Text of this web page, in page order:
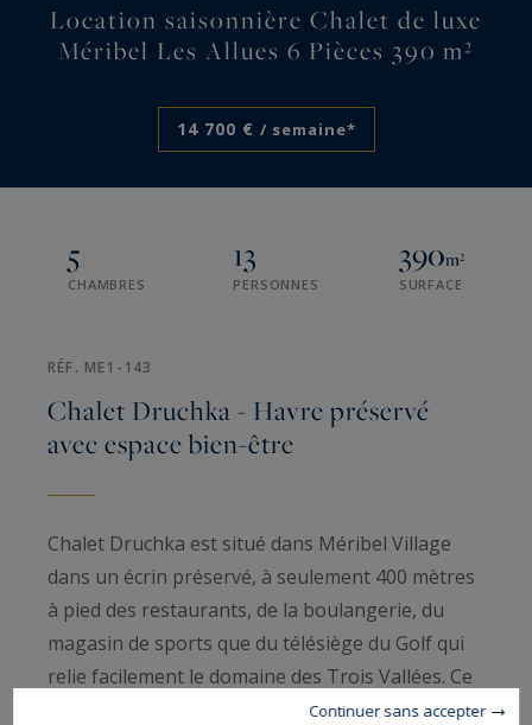
Location saisonnière Chalet de luxe
Méribel Les Allues 6 Pièces 390 m²
14 700 € / semaine*
5
CHAMBRES
13
PERSONNES
390m²
SURFACE
RÉF. ME1-143
Chalet Druchka - Havre préservé
avec espace bien-être
Chalet Druchka est situé dans Méribel Village
dans un écrin préservé, à seulement 400 mètres
à pied des restaurants, de la boulangerie, du
magasin de sports que du télésiège du Golf qui
relie facilement le domaine des Trois Vallées. Ce
luxueux chalet peut accueillir 13 personnes dont
Continuer sans accepter